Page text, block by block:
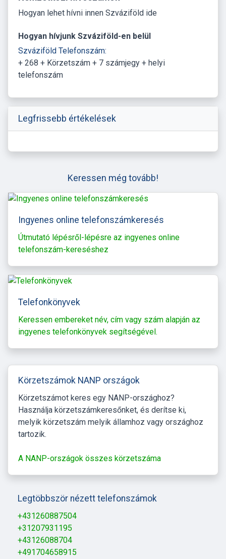
Hogyan lehet hívni innen Szváziföld ide
Hogyan hívjunk Szváziföld-en belül
Szváziföld Telefonszám:
+ 268 + Körzetszám + 7 számjegy + helyi
telefonszám
Legfrissebb értékelések
Keressen még tovább!
Ingyenes online telefonszámkeresés
Útmutató lépésről-lépésre az ingyenes online
telefonszám-kereséshez
Telefonkönyvek
Keressen embereket név, cím vagy szám alapján az
ingyenes telefonkönyvek segítségével.
Körzetszámok NANP országok
Körzetszámot keres egy NANP-országhoz?
Használja körzetszámkeresőnket, és derítse ki,
melyik körzetszám melyik államhoz vagy országhoz
tartozik.
A NANP-országok összes körzetszáma
Legtöbbször nézett telefonszámok
+431260887504
+31207931195
+43126088704
+491704658915